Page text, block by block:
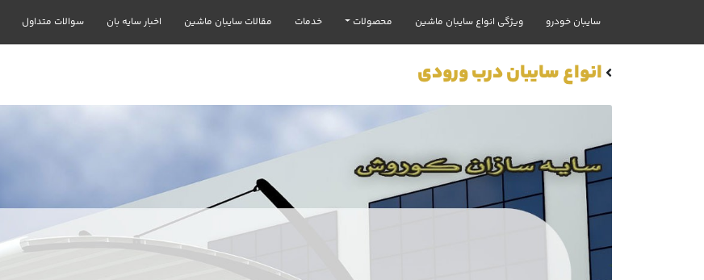
سایبان خودرو ویژگی انواع سایبان ماشین محصولات خدمات مقالات سایبان ماشین اخبار سایه بان سوالات متداول
انواع سایبان درب ورودی